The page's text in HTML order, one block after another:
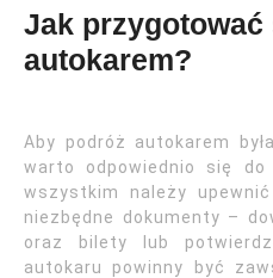
Jak
autokarem?
Aby podróż autokarem
warto odpowiednio się do
wszystkim należy
niezbędne dokumenty –
oraz bilety lub
autokaru powinny być